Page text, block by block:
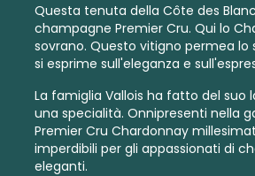
Questa tenuta della Côte des
champagne Premier Cru. Qui lo
sovrano. Questo vitigno permea lo
si esprime sull'eleganza e
La famiglia Vallois ha fatto del suo
una specialità. Onnipresenti nella
Premier Cru Chardonnay
imperdibili per gli appassionati di
eleganti.